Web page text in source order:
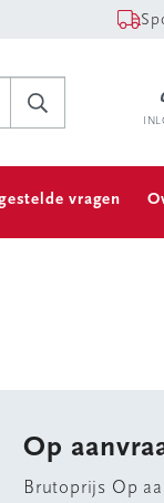
vragen
Op
Brutoprijs Op